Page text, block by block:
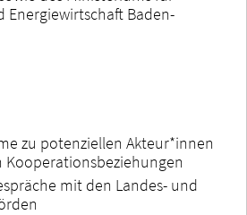
Energiewirtschaft Baden-
zu potenziellen Akteur*innen
Kooperationsbeziehungen
mit den Landes- und